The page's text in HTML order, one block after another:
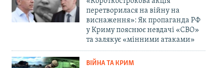
перетворилася на війну на
виснаження»: Як пропаганда РФ
у Криму пояснює невдачі «СВО»
та залякує «мінними атаками»
ВІЙНА ТА КРИМ